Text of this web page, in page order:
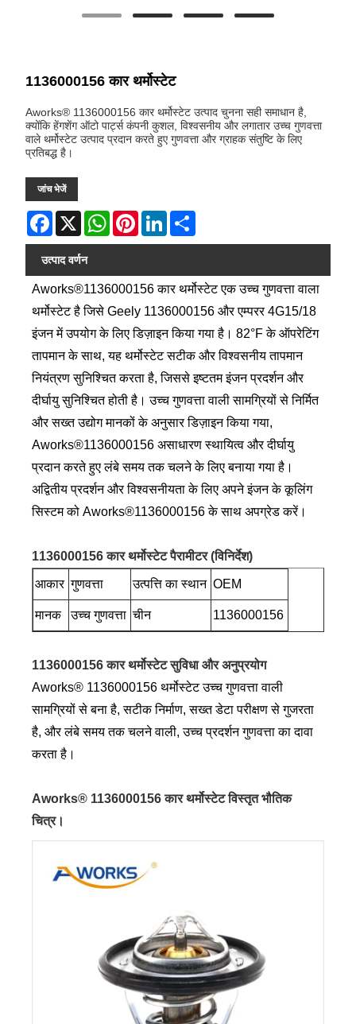
1136000156 कार थर्मोस्टेट
Aworks® 1136000156 कार थर्मोस्टेट उत्पाद चुनना सही समाधान है,
क्योंकि हेंगशेंग ऑटो पार्ट्स कंपनी कुशल, विश्वसनीय और लगातार उच्च गुणवत्ता
वाले थर्मोस्टेट उत्पाद प्रदान करते हुए गुणवत्ता और ग्राहक संतुष्टि के लिए
प्रतिबद्ध है।
जांच भेजें
Facebook
X WhatsAppPinterestLinkedIn
उत्पाद वर्णन
Aworks®1136000156 कार थर्मोस्टेट एक उच्च गुणवत्ता वाला
थर्मोस्टेट है जिसे Geely 1136000156 और एम्परर 4G15/18
इंजन में उपयोग के लिए डिज़ाइन किया गया है। 82°F के ऑपरेटिंग
तापमान के साथ, यह थर्मोस्टेट सटीक और विश्वसनीय तापमान
नियंत्रण सुनिश्चित करता है, जिससे इष्टतम इंजन प्रदर्शन और
दीर्घायु सुनिश्चित होती है। उच्च गुणवत्ता वाली सामग्रियों से निर्मित
और सख्त उद्योग मानकों के अनुसार डिज़ाइन किया गया,
Aworks®1136000156 असाधारण स्थायित्व और दीर्घायु
प्रदान करते हुए लंबे समय तक चलने के लिए बनाया गया है।
अद्वितीय प्रदर्शन और विश्वसनीयता के लिए अपने इंजन के कूलिंग
सिस्टम को Aworks®1136000156 के साथ अपग्रेड करें।
1136000156 कार थर्मोस्टेट पैरामीटर (विनिर्देश)
आकार गुणवत्ता उत्पत्ति का स्थान OEM
मानक उच्च गुणवत्ता चीन 1136000156
1136000156 कार थर्मोस्टेट सुविधा और अनुप्रयोग
Aworks® 1136000156 थर्मोस्टेट उच्च गुणवत्ता वाली
सामग्रियों से बना है, सटीक निर्माण, सख्त डेटा परीक्षण से गुजरता
है, और लंबे समय तक चलने वाली, उच्च प्रदर्शन गुणवत्ता का दावा
करता है।
Aworks® 1136000156 कार थर्मोस्टेट विस्तृत भौतिक
चित्र।